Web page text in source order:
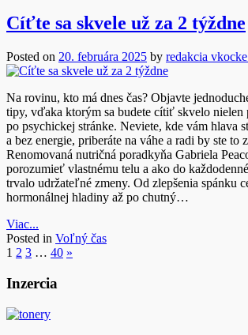
Cíťte sa skvele už za 2 týždne
Posted on 20. februára 2025 by redakcia
Na rovinu, kto má dnes čas? Objavte
tipy, vďaka ktorým sa budete cítiť skvelo nielen
po psychickej stránke. Neviete, kde vám hlava
a bez energie, priberáte na váhe a radi by ste to
Renomovaná nutričná poradkyňa Gabriela
porozumieť vlastnému telu a ako do
trvalo udržateľné zmeny. Od zlepšenia spánku
hormonálnej hladiny až po chutný…
Viac...
Posted in Voľný čas
1 2 3 … 40 »
Inzercia